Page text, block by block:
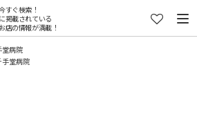
すぐ検索！
掲載されている
店の情報が満載！
堂病院
手堂病院